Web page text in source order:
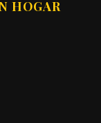
HOGAR